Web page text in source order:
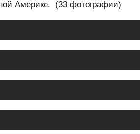
Америке. (33 фотографии)